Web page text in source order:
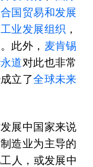
国贸易和发展
业发展组织 ，
此外， 麦肯锡
道对此也非常
立了全球未来
展中国家来说
造业为主导的
人，或发展中